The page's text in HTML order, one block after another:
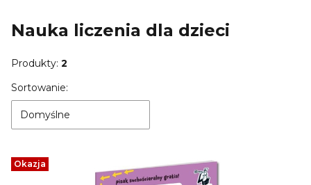
Nauka liczenia dla dzieci
Produkty: 2
Lista produktów
Sortowanie:
Domyślne
Okazja